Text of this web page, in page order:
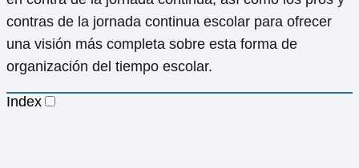
contras de la jornada continua escolar para ofrecer
una visión más completa sobre esta forma de
organización del tiempo escolar.
Index